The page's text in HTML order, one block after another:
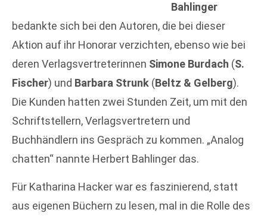
Bahlinger
bedankte sich bei den Autoren, die bei dieser
Aktion auf ihr Honorar verzichten, ebenso wie bei
deren Verlagsvertreterinnen Simone Burdach (S.
Fischer) und Barbara Strunk (Beltz & Gelberg).
Die Kunden hatten zwei Stunden Zeit, um mit den
Schriftstellern, Verlagsvertretern und
Buchhändlern ins Gespräch zu kommen. „Analog
chatten“ nannte Herbert Bahlinger das.
Für Katharina Hacker war es faszinierend, statt
aus eigenen Büchern zu lesen, mal in die Rolle des